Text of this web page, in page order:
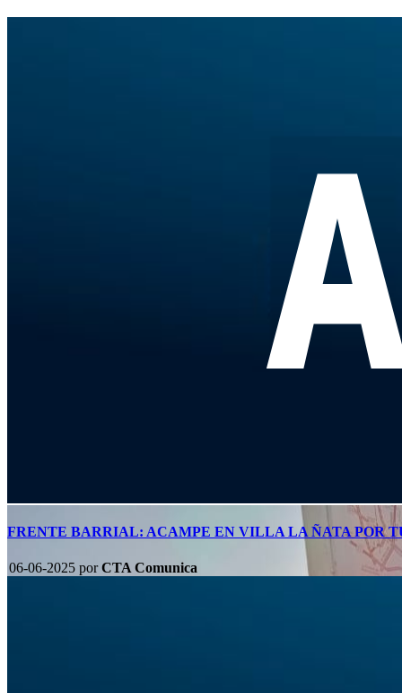
FRENTE BARRIAL: ACAMPE EN VILLA LA ÑATA POR
06-06-2025porCTA Comunica